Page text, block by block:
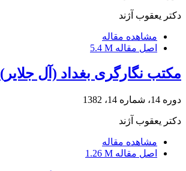
دکتر یعقوب آژند
مشاهده مقاله
اصل مقاله 5.4 M
مکتب نگارگری بغداد (آل جلایر)
دوره 14، شماره 14، 1382
دکتر یعقوب آژند
مشاهده مقاله
اصل مقاله 1.26 M